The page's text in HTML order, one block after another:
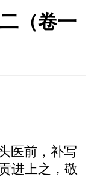
（卷一
医前，补写
进上之，敬